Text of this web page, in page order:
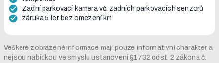
Zadní parkovací kamera vč. zadních parkovacích senzorů
záruka 5 let bez omezení km
Veškeré zobrazené informace mají pouze informativní charakter a
nejsou nabídkou ve smyslu ustanovení §1732 odst. 2 zákona č.